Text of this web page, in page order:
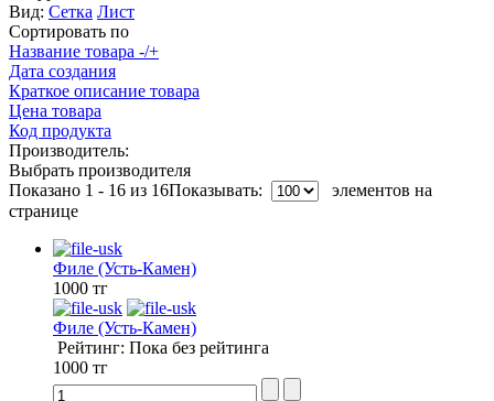
Вид: Сетка Лист
Сортировать по
Название товара -/+
Дата создания
Краткое описание товара
Цена товара
Код продукта
Производитель:
Выбрать производителя
Показано 1 - 16 из 16Показывать:
элементов на
странице
Филе (Усть-Камен)
1000 тг
Филе (Усть-Камен)
Рейтинг: Пока без рейтинга
1000 тг